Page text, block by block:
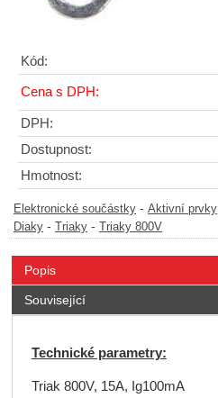
Kód:
Cena s DPH:
DPH:
Dostupnost:
Hmotnost:
Elektronické součástky - Aktivní prvky
Diaky - Triaky - Triaky 800V
Popis
Související
Technické parametry:
Triak 800V, 15A, Ig100mA